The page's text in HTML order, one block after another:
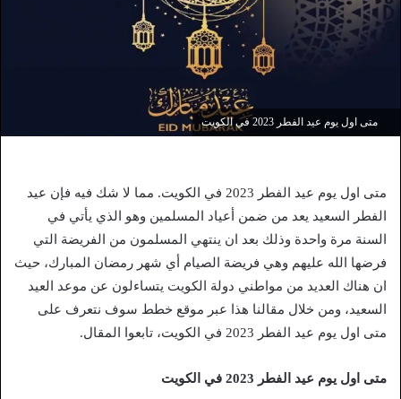
متى اول يوم عيد الفطر 2023 في الكويت
متى اول يوم عيد الفطر 2023 في الكويت. مما لا شك فيه فإن عيد
الفطر السعيد يعد من ضمن أعياد المسلمين وهو الذي يأتي في
السنة مرة واحدة وذلك بعد ان ينتهي المسلمون من الفريضة التي
فرضها الله عليهم وهي فريضة الصيام أي شهر رمضان المبارك، حيث
ان هناك العديد من مواطني دولة الكويت يتساءلون عن موعد العيد
السعيد، ومن خلال مقالنا هذا عبر موقع خطط سوف نتعرف على
متى اول يوم عيد الفطر 2023 في الكويت، تابعوا المقال.
متى اول يوم عيد الفطر 2023 في الكويت